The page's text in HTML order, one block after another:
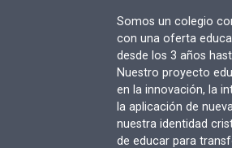
Somos un colegio
con una oferta
desde los 3 años
Nuestro proyecto
en la innovación, la
la aplicación de
nuestra identidad
de educar para